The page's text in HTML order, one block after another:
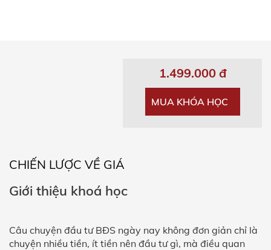
1.499.000 đ
MUA KHÓA HỌC
CHIẾN LƯỢC VỀ GIÁ
Giới thiệu khoá học
Câu chuyện đầu tư BĐS ngày nay không đơn giản chỉ là
chuyện nhiều tiền, ít tiền nên đầu tư gì, mà điều quan